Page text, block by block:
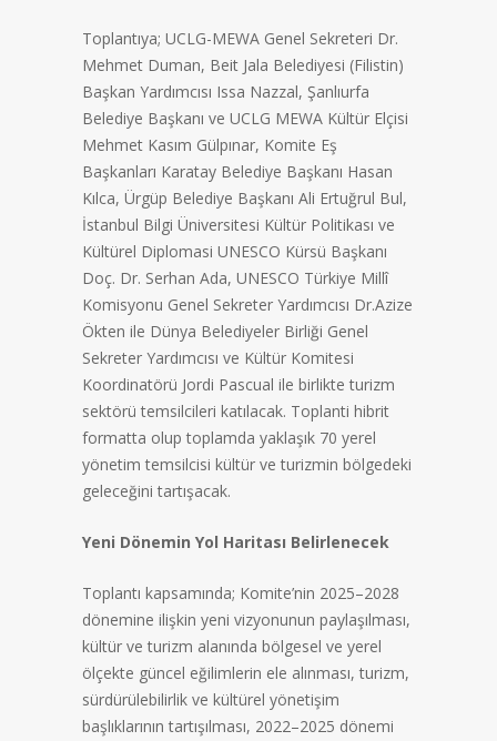
Toplantıya; UCLG-MEWA Genel Sekreteri Dr.
Mehmet Duman, Beit Jala Belediyesi (Filistin)
Başkan Yardımcısı Issa Nazzal, Şanlıurfa
Belediye Başkanı ve UCLG MEWA Kültür Elçisi
Mehmet Kasım Gülpınar, Komite Eş
Başkanları Karatay Belediye Başkanı Hasan
Kılca, Ürgüp Belediye Başkanı Ali Ertuğrul Bul,
İstanbul Bilgi Üniversitesi Kültür Politikası ve
Kültürel Diplomasi UNESCO Kürsü Başkanı
Doç. Dr. Serhan Ada, UNESCO Türkiye Millî
Komisyonu Genel Sekreter Yardımcısı Dr.Azize
Ökten ile Dünya Belediyeler Birliği Genel
Sekreter Yardımcısı ve Kültür Komitesi
Koordinatörü Jordi Pascual ile birlikte turizm
sektörü temsilcileri katılacak. Toplanti hibrit
formatta olup toplamda yaklaşık 70 yerel
yönetim temsilcisi kültür ve turizmin bölgedeki
geleceğini tartışacak.
Yeni Dönemin Yol Haritası Belirlenecek
Toplantı kapsamında; Komite’nin 2025–2028
dönemine ilişkin yeni vizyonunun paylaşılması,
kültür ve turizm alanında bölgesel ve yerel
ölçekte güncel eğilimlerin ele alınması, turizm,
sürdürülebilirlik ve kültürel yönetişim
başlıklarının tartışılması, 2022–2025 dönemi